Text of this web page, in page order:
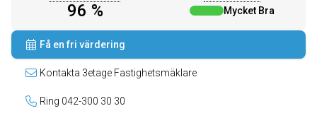
96 %
Mycket Bra
Få en fri värdering
Kontakta 3etage Fastighetsmäklare
Ring 042-300 30 30